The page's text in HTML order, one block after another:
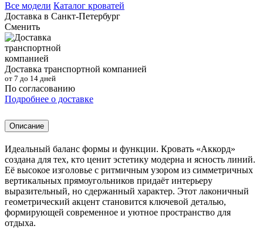
Все модели Каталог кроватей
Доставка в Санкт-Петербург
Сменить
Доставка транспортной компанией
от 7 до 14 дней
По согласованию
Подробнее о доставке
Описание
Идеальный баланс формы и функции. Кровать «Аккорд»
создана для тех, кто ценит эстетику модерна и ясность линий.
Её высокое изголовье с ритмичным узором из симметричных
вертикальных прямоугольников придаёт интерьеру
выразительный, но сдержанный характер. Этот лаконичный
геометрический акцент становится ключевой деталью,
формирующей современное и уютное пространство для
отдыха.